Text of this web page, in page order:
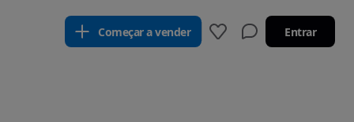
Começar a vender Entrar